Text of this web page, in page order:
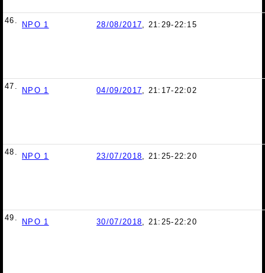
46. NPO 1 28/08/2017, 21:29-22:15
47. NPO 1 04/09/2017, 21:17-22:02
48. NPO 1 23/07/2018, 21:25-22:20
49. NPO 1 30/07/2018, 21:25-22:20